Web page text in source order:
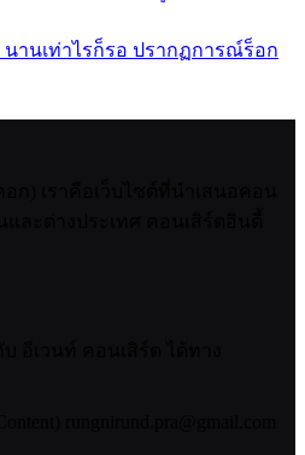
นานเท่าไรก็รอ ปรากฏการณ์ร็อก